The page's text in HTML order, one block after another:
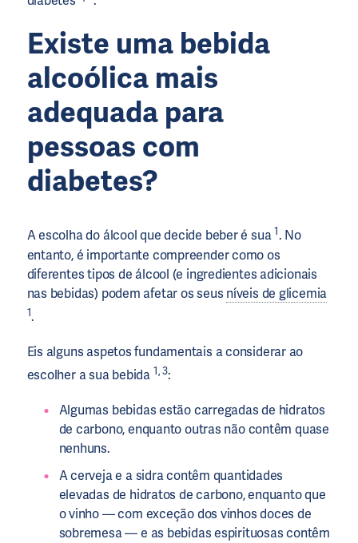
Existe uma bebida
alcoólica mais
adequada para
pessoas com
diabetes?
A escolha do álcool que decide beber é sua1. No
entanto, é importante compreender como os
diferentes tipos de álcool (e ingredientes adicionais
nas bebidas) podem afetar os seus níveis de glicemia
1.
Eis alguns aspetos fundamentais a considerar ao
escolher a sua bebida 1, 3:
Algumas bebidas estão carregadas de hidratos
de carbono, enquanto outras não contêm quase
nenhuns.
A cerveja e a sidra contêm quantidades
elevadas de hidratos de carbono, enquanto que
o vinho — com exceção dos vinhos doces de
sobremesa — e as bebidas espirituosas contêm